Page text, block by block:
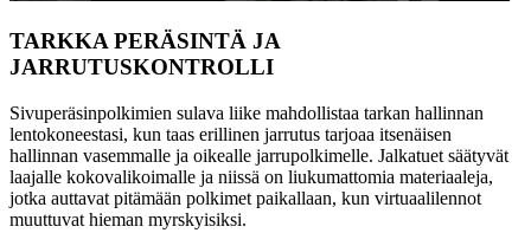
TARKKA PERÄSINTÄ JA
JARRUTUSKONTROLLI
Sivuperäsinpolkimien sulava liike mahdollistaa tarkan hallinnan
lentokoneestasi, kun taas erillinen jarrutus tarjoaa itsenäisen
hallinnan vasemmalle ja oikealle jarrupolkimelle. Jalkatuet säätyvät
laajalle kokovalikoimalle ja niissä on liukumattomia materiaaleja,
jotka auttavat pitämään polkimet paikallaan, kun virtuaalilennot
muuttuvat hieman myrskyisiksi.